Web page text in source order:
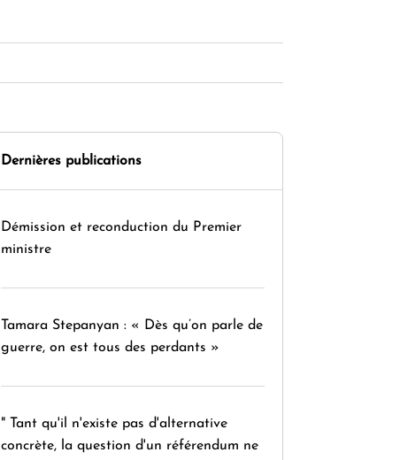
Dernières publications
Démission et reconduction du Premier
ministre
Tamara Stepanyan : « Dès qu’on parle de
guerre, on est tous des perdants »
" Tant qu'il n'existe pas d'alternative
concrète, la question d'un référendum ne